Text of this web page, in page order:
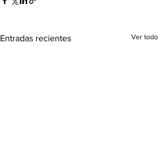
Entradas recientes Ver todo